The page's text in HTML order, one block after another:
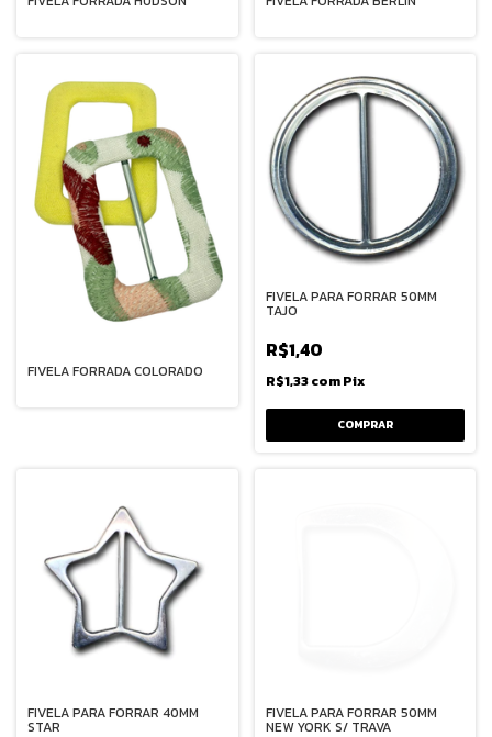
FIVELA FORRADA COLORADO
FIVELA PARA FORRAR 50MM
TAJO
R$1,40
R$1,33comPix
COMPRAR
FIVELA PARA FORRAR 40MM
STAR
FIVELA PARA FORRAR 50MM
NEW YORK S/ TRAVA